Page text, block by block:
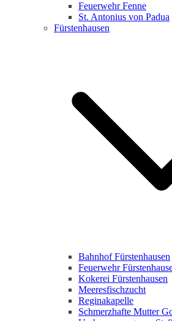
Feuerwehr Fenne
St. Antonius von Padua
Fürstenhausen
Bahnhof Fürstenhausen
Feuerwehr
Kokerei Fürstenhausen
Meeresfischzucht
Reginakapelle
Schmerzhafte Mutter